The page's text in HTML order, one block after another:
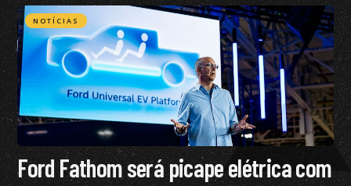
NOTÍCIAS
Ford Fathom será picape elétrica com